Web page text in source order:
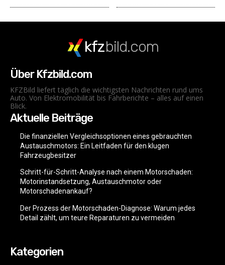
kfzbild.com
Über Kfzbild.com
KFZBild liefert täglich die wichtigsten Nachrichten rund ums
Auto. Von Elektromobilität bis Fahrberichte – alles auf einen
Blick.
Aktuelle Beiträge
Die finanziellen Vergleichsoptionen eines gebrauchten
Austauschmotors: Ein Leitfaden für den klugen
Fahrzeugbesitzer
Schritt-für-Schritt-Analyse nach einem Motorschaden:
Motorinstandsetzung, Austauschmotor oder
Motorschadenankauf?
Der Prozess der Motorschaden-Diagnose: Warum jedes
Detail zählt, um teure Reparaturen zu vermeiden
Kategorien